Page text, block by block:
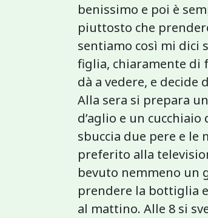
benissimo e poi è
piuttosto che
sentiamo così mi dici
figlia, chiaramente di
dà a vedere, e
Alla sera si prepara
d’aglio e un
sbuccia due pere e
preferito alla
bevuto nemmeno un
prendere la bottiglia
al mattino. Alle 8 si